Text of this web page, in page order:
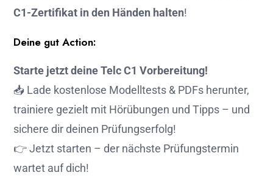
C1-Zertifikat in den Händen halten!
Deine gut Action:
Starte jetzt deine Telc C1 Vorbereitung!
📥 Lade kostenlose Modelltests & PDFs herunter,
trainiere gezielt mit Hörübungen und Tipps – und
sichere dir deinen Prüfungserfolg!
👉 Jetzt starten – der nächste Prüfungstermin
wartet auf dich!